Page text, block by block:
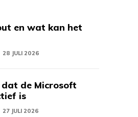
en wat kan het
28 JULI 2026
dat de Microsoft
is
27 JULI 2026